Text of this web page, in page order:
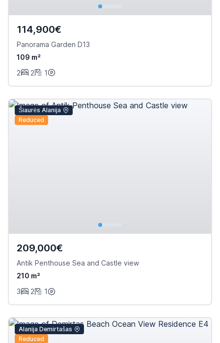
114,900€
Panorama Garden D13
109 m²
2
2 1
Šiaurės Alanija
Reduced
209,000€
Antik Penthouse Sea and Castle view
210 m²
3
2 1
Alanija Demirtašas
Reduced